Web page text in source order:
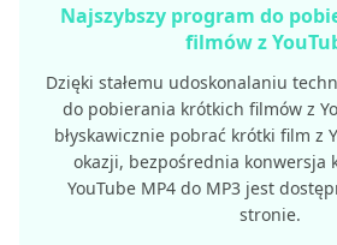
Najszybszy program do
filmów z
Dzięki stałemu udoskonalaniu
do pobierania krótkich filmów z
błyskawicznie pobrać krótki film z
okazji, bezpośrednia konwersja
YouTube MP4 do MP3 jest
stronie.